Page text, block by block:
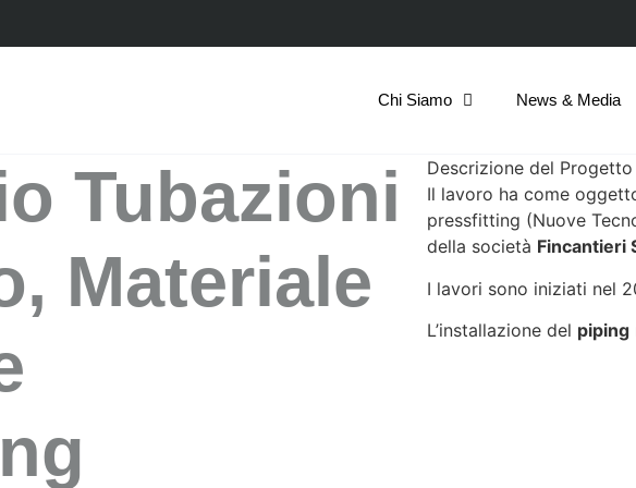
Chi Siamo News & Media
Tubazioni
Materiale
Descrizione del Progetto
Il lavoro ha come
pressfitting (Nuove
della società Fincantieri
I lavori sono iniziati nel
L’installazione del piping